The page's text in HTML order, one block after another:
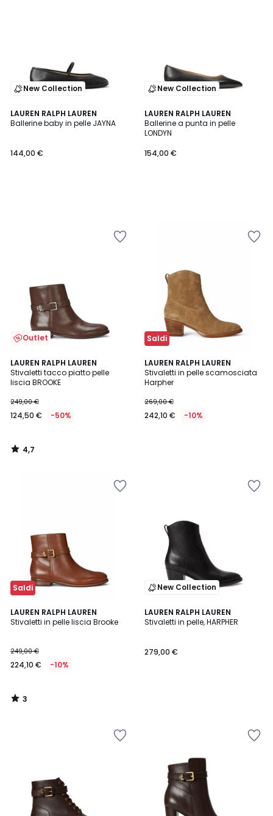
New Collection
LAUREN RALPH LAUREN
Ballerine baby in pelle JAYNA
144,00 €
New Collection
LAUREN RALPH LAUREN
Ballerine a punta in pelle
LONDYN
154,00 €
Outlet
LAUREN RALPH LAUREN
Stivaletti tacco piatto pelle
liscia BROOKE
249,00 €
124,50 € -50%
4,7
/ 5
4,7
/
Saldi
LAUREN RALPH LAUREN
Stivaletti in pelle scamosciata
Harpher
269,00 €
242,10 € -10%
Saldi
LAUREN RALPH LAUREN
Stivaletti in pelle liscia Brooke
249,00 €
224,10 € -10%
3
/
3
/
New Collection
LAUREN RALPH LAUREN
Stivaletti in pelle, HARPHER
279,00 €